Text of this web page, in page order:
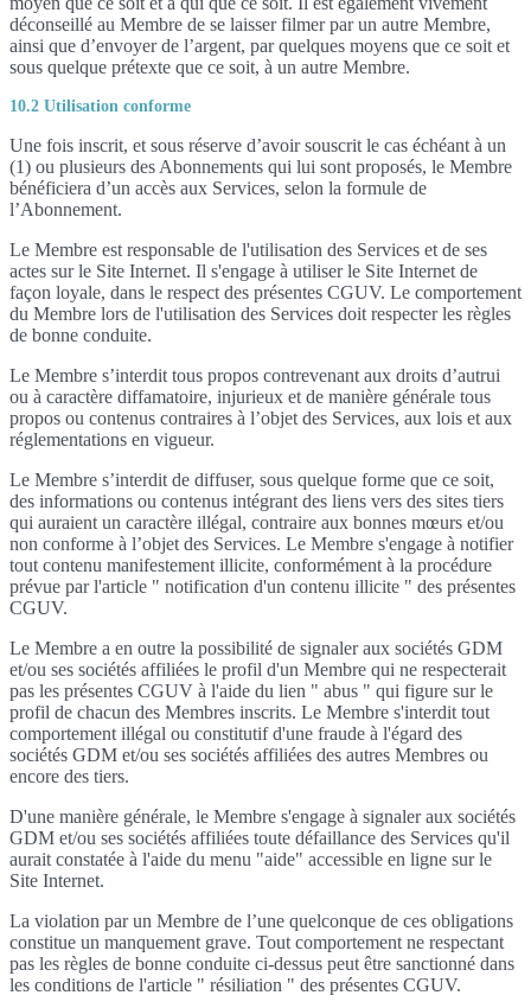
déconseillé au Membre de se laisser filmer par un autre Membre,
ainsi que d’envoyer de l’argent, par quelques moyens que ce soit et
sous quelque prétexte que ce soit, à un autre Membre.
10.2 Utilisation conforme
Une fois inscrit, et sous réserve d’avoir souscrit le cas échéant à un
(1) ou plusieurs des Abonnements qui lui sont proposés, le Membre
bénéficiera d’un accès aux Services, selon la formule de
l’Abonnement.
Le Membre est responsable de l'utilisation des Services et de ses
actes sur le Site Internet. Il s'engage à utiliser le Site Internet de
façon loyale, dans le respect des présentes CGUV. Le comportement
du Membre lors de l'utilisation des Services doit respecter les règles
de bonne conduite.
Le Membre s’interdit tous propos contrevenant aux droits d’autrui
ou à caractère diffamatoire, injurieux et de manière générale tous
propos ou contenus contraires à l’objet des Services, aux lois et aux
réglementations en vigueur.
Le Membre s’interdit de diffuser, sous quelque forme que ce soit,
des informations ou contenus intégrant des liens vers des sites tiers
qui auraient un caractère illégal, contraire aux bonnes mœurs et/ou
non conforme à l’objet des Services. Le Membre s'engage à notifier
tout contenu manifestement illicite, conformément à la procédure
prévue par l'article " notification d'un contenu illicite " des présentes
CGUV.
Le Membre a en outre la possibilité de signaler aux sociétés GDM
et/ou ses sociétés affiliées le profil d'un Membre qui ne respecterait
pas les présentes CGUV à l'aide du lien " abus " qui figure sur le
profil de chacun des Membres inscrits. Le Membre s'interdit tout
comportement illégal ou constitutif d'une fraude à l'égard des
sociétés GDM et/ou ses sociétés affiliées des autres Membres ou
encore des tiers.
D'une manière générale, le Membre s'engage à signaler aux sociétés
GDM et/ou ses sociétés affiliées toute défaillance des Services qu'il
aurait constatée à l'aide du menu "aide" accessible en ligne sur le
Site Internet.
La violation par un Membre de l’une quelconque de ces obligations
constitue un manquement grave. Tout comportement ne respectant
pas les règles de bonne conduite ci-dessus peut être sanctionné dans
les conditions de l'article " résiliation " des présentes CGUV.